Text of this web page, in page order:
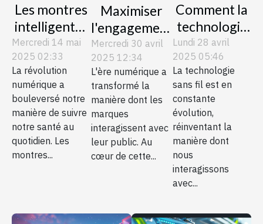
Les montres
intelligentes
et la santé
quelles
innovations
pour le suivi
quotidien
Mercredi 14 mai
2025 02:33
La révolution
numérique a
bouleversé notre
manière de suivre
notre santé au
quotidien. Les
montres...
Maximiser
l'engagement
utilisateur
grâce à des
chatbots IA
sur des pages
d'accueil
Mercredi 30 avril
2025 12:34
L'ère numérique a
transformé la
manière dont les
marques
interagissent avec
leur public. Au
cœur de cette...
Comment la
technologie
LiFi
révolutionne
la
connectivité
internet
Lundi 28 avril
2025 05:46
La technologie
sans fil est en
constante
évolution,
réinventant la
manière dont
nous
interagissons
avec...